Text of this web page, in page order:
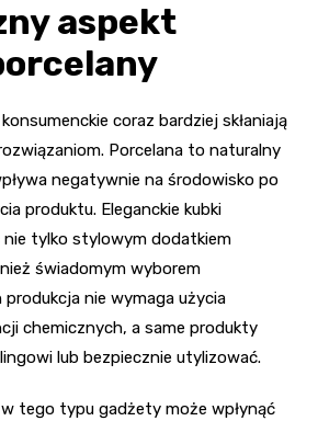
aspekt
coraz bardziej skłaniają
Porcelana to naturalny
negatywnie na środowisko po
produktu. Eleganckie kubki
nie tylko stylowym dodatkiem
świadomym wyborem
nie wymaga użycia
chemicznych, a same produkty
lub bezpiecznie utylizować.
tego typu gadżety może wpłynąć